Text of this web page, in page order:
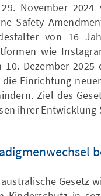
November 2024
Safety
von 16
wie
10. Dezember
die Einrichtung
Ziel des
ihrer Entwicklung
australische Gesetz